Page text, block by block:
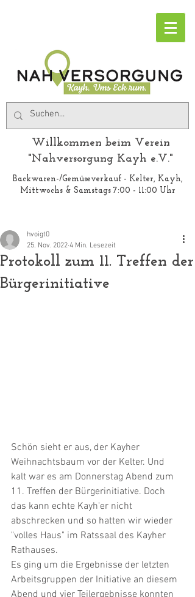
Willkommen beim Verein
"Nahversorgung Kayh e.V."
Backwaren-/Gemüseverkauf - Kelter, Kayh,
Mittwochs & Samstags 7:00 - 11:00 Uhr
Protokoll zum 11. Treffen der
Bürgerinitiative
hvoigt0
25. Nov. 2022 4 Min. Lesezeit
Schön sieht er aus, der Kayher
Weihnachtsbaum vor der Kelter. Und
kalt war es am Donnerstag Abend zum
11. Treffen der Bürgerinitiative. Doch
das kann echte Kayh'er nicht
abschrecken und so hatten wir wieder
"volles Haus" im Ratssaal des Kayher
Rathauses.
Es ging um die Ergebnisse der letzten
Arbeitsgruppen der Initiative an diesem
Abend und vier Teilergebnisse konnten